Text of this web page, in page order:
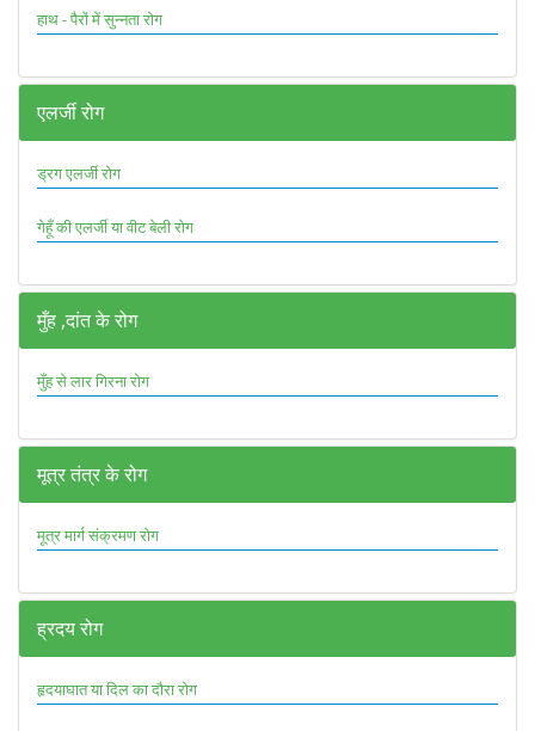
हाथ - पैरों में सुन्नता रोग
एलर्जी रोग
ड्रग एलर्जी रोग
गेहूँ की एलर्जी या वीट बेली रोग
मुँह ,दांत के रोग
मुँह से लार गिरना रोग
मूत्र तंत्र के रोग
मूत्र मार्ग संक्रमण रोग
ह्रदय रोग
हृदयाघात या दिल का दौरा रोग